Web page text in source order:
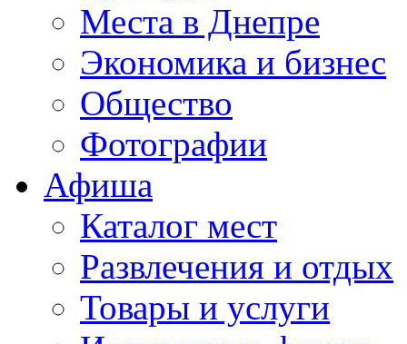
Места в Днепре
Экономика и бизнес
Общество
Фотографии
Афиша
Каталог мест
Развлечения и отдых
Товары и услуги